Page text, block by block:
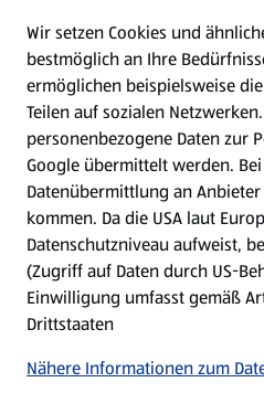
Wir setzen Cookies und
bestmöglich an Ihre
ermöglichen beispielsweise
Teilen auf sozialen
personenbezogene Daten zur
Google übermittelt werden.
Datenübermittlung an
kommen. Da die USA laut
Datenschutzniveau aufweist,
(Zugriff auf Daten durch US-
Einwilligung umfasst gemäß
Drittstaaten
Nähere Informationen zum